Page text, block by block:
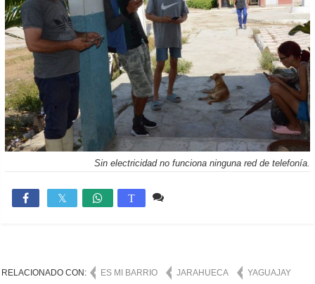
Sin electricidad no funciona ninguna red de telefonía.
 T
RELACIONADO CON: ES MI BARRIO JARAHUECA YAGUAJAY